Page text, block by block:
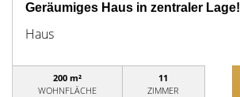
Geräumiges Haus in zentraler Lage!
Haus
200 m²
WOHNFLÄCHE
11
ZIMMER